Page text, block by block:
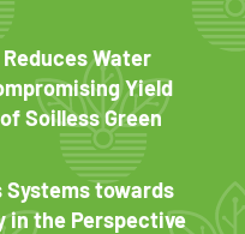
Water
Yield
Soilless Green
Systems towards
in the Perspective